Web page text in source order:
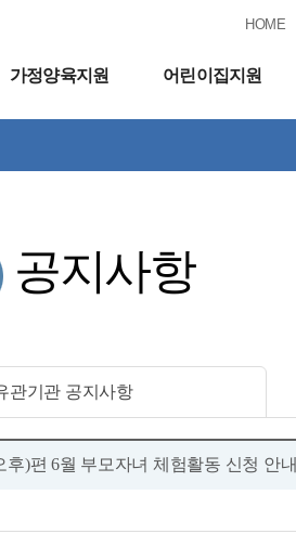
HOME
가정양육지원 어린이집지원
공지사항
관기관 공지사항
)편 6월 부모자녀 체험활동 신청 안내